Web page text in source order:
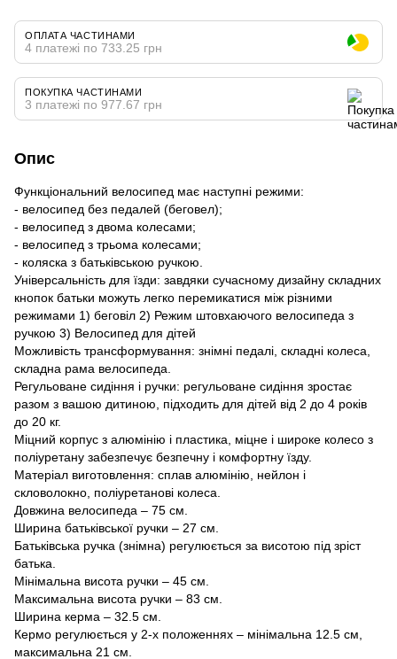
ОПЛАТА ЧАСТИНАМИ
4 платежі по 733.25 грн
ПОКУПКА ЧАСТИНАМИ
3 платежі по 977.67 грн
Опис
Функціональний велосипед має наступні режими:
- велосипед без педалей (беговел);
- велосипед з двома колесами;
- велосипед з трьома колесами;
- коляска з батьківською ручкою.
Універсальність для їзди: завдяки сучасному дизайну складних
кнопок батьки можуть легко перемикатися між різними
режимами 1) беговіл 2) Режим штовхаючого велосипеда з
ручкою 3) Велосипед для дітей
Можливість трансформування: знімні педалі, складні колеса,
складна рама велосипеда.
Регульоване сидіння і ручки: регульоване сидіння зростає
разом з вашою дитиною, підходить для дітей від 2 до 4 років
до 20 кг.
Міцний корпус з алюмінію і пластика, міцне і широке колесо з
поліуретану забезпечує безпечну і комфортну їзду.
Матеріал виготовлення: сплав алюмінію, нейлон і
скловолокно, поліуретанові колеса.
Довжина велосипеда – 75 см.
Ширина батьківської ручки – 27 см.
Батьківська ручка (знімна) регулюється за висотою під зріст
батька.
Мінімальна висота ручки – 45 см.
Максимальна висота ручки – 83 см.
Ширина керма – 32.5 см.
Кермо регулюється у 2-х положеннях – мінімальна 12.5 см,
максимальна 21 см.